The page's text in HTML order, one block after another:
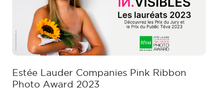
Estée Lauder Companies Pink Ribbon
Photo Award 2023